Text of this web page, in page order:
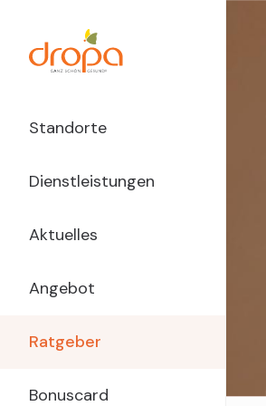
Inhalt
Main
Navigation
dropa
Standorte
Dienstleistungen
Aktuelles
Angebot
Ratgeber
Bonuscard